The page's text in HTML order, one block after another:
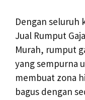
Dengan seluruh
Jual Rumput
Murah, rumput
yang sempurna
membuat zona
bagus dengan